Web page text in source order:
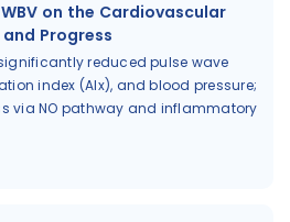
on the Cardiovascular
Progress
reduced pulse wave
index (AIx), and blood pressure;
via NO pathway and inflammatory